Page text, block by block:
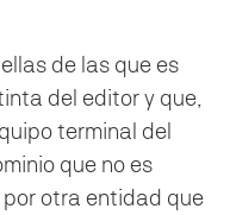
de las que es
del editor y que,
terminal del
que no es
otra entidad que